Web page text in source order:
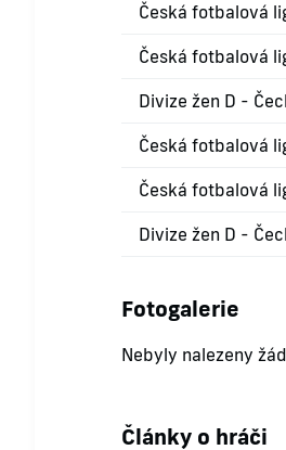
Česká fotbalová
Česká fotbalová
Divize žen D -
Česká fotbalová
Česká fotbalová
Divize žen D -
Fotogalerie
Nebyly nalezeny
Články o hráči